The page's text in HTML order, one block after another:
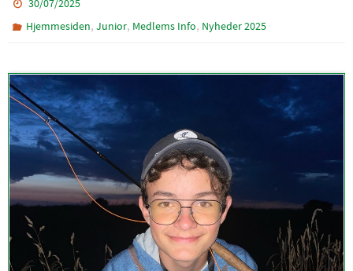
30/07/2025
Hjemmesiden,Junior, Medlems Info, Nyheder 2025